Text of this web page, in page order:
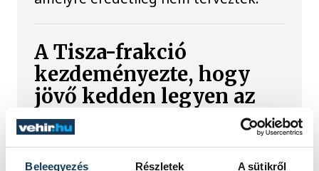
Beleegyezés Részletek A sütikről
A Tisza-frakció
kezdeményezte, hogy
jövő kedden legyen az
államfőválasztás